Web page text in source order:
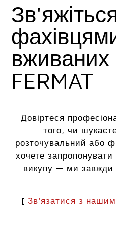
вживаних
FERMAT
Довіртеся
того, чи
розточувальний або
хочете
викупу — ми завжди
[Зв'язатися з